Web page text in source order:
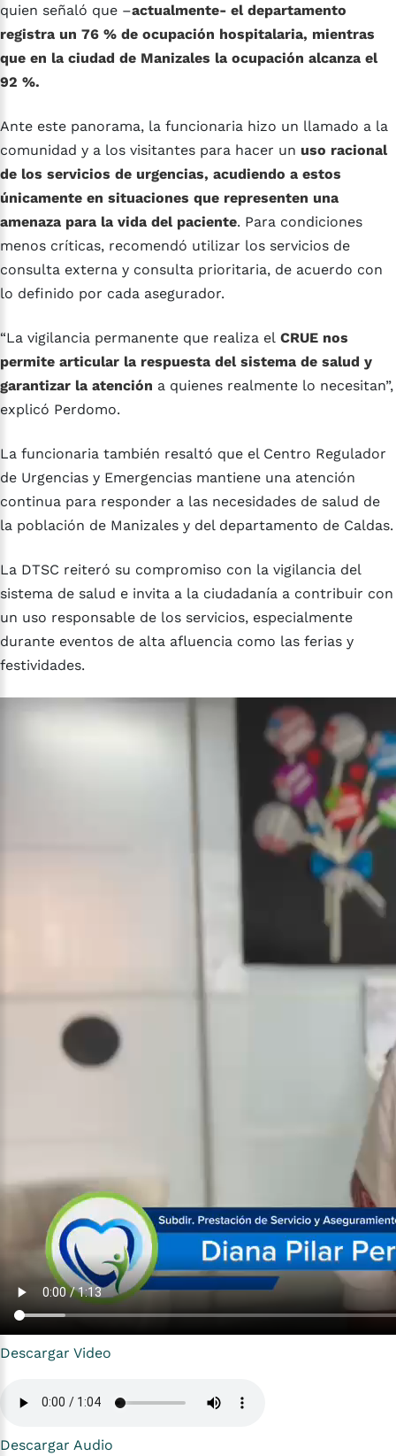
quien señaló que –actualmente- el departamento
registra un 76 % de ocupación hospitalaria, mientras
que en la ciudad de Manizales la ocupación alcanza el
92 %.
Ante este panorama, la funcionaria hizo un llamado a la
comunidad y a los visitantes para hacer un uso racional
de los servicios de urgencias, acudiendo a estos
únicamente en situaciones que representen una
amenaza para la vida del paciente. Para condiciones
menos críticas, recomendó utilizar los servicios de
consulta externa y consulta prioritaria, de acuerdo con
lo definido por cada asegurador.
“La vigilancia permanente que realiza el CRUE nos
permite articular la respuesta del sistema de salud y
garantizar la atención a quienes realmente lo necesitan”,
explicó Perdomo.
La funcionaria también resaltó que el Centro Regulador
de Urgencias y Emergencias mantiene una atención
continua para responder a las necesidades de salud de
la población de Manizales y del departamento de Caldas.
La DTSC reiteró su compromiso con la vigilancia del
sistema de salud e invita a la ciudadanía a contribuir con
un uso responsable de los servicios, especialmente
durante eventos de alta afluencia como las ferias y
festividades.
Descargar Video
Descargar Audio